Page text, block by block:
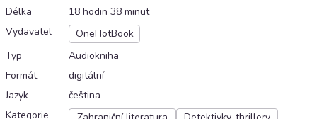
Délka
18 hodin 38 minut
Vydavatel
OneHotBook
Typ
Audiokniha
Formát
digitální
Jazyk
čeština
Kategorie